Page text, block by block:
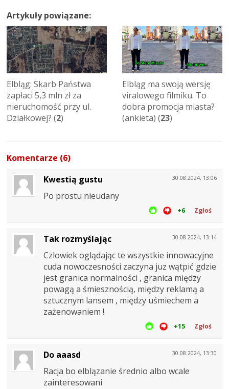
Artykuły powiązane:
Elbląg: Skarb Państwa
zapłaci 5,3 mln zł za
nieruchomość przy ul.
Działkowej? (2)
Elbląg ma swoją wersję
viralowego filmiku. To
dobra promocja miasta?
(ankieta) (23)
Komentarze (6)
30.08.2024, 13:06
Kwestią gustu
Po prostu nieudany
+6 Zgłoś
30.08.2024, 13:14
Tak rozmyślając
Czlowiek oglądając te wszystkie innowacyjne
cuda nowoczesności zaczyna juz wątpić gdzie
jest granica normalności , granica między
powagą a śmiesznością, między reklamą a
sztucznym lansem , między uśmiechem a
zażenowaniem !
+15 Zgłoś
30.08.2024, 13:30
Do aaasd
Racja bo elblązanie średnio albo wcale
zainteresowani